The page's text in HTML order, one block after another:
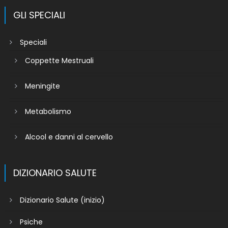
GLI SPECIALI
Speciali
Coppette Mestruali
Meningite
Metabolismo
Alcool e danni al cervello
DIZIONARIO SALUTE
Dizionario Salute (inizio)
Psiche